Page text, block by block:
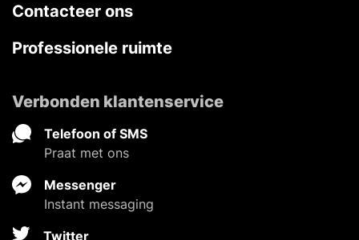
Contacteer ons
Professionele ruimte
Verbonden klantenservice
Telefoon of SMS
Praat met ons
Messenger
Instant messaging
Twitter